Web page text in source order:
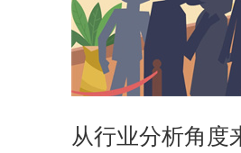
从行业分析角度